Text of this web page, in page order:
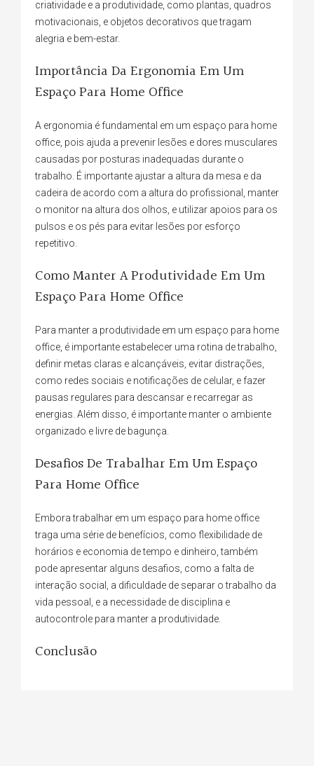
criatividade e a produtividade, como plantas, quadros
motivacionais, e objetos decorativos que tragam
alegria e bem-estar.
Importância Da Ergonomia Em Um
Espaço Para Home Office
A ergonomia é fundamental em um espaço para home
office, pois ajuda a prevenir lesões e dores musculares
causadas por posturas inadequadas durante o
trabalho. É importante ajustar a altura da mesa e da
cadeira de acordo com a altura do profissional, manter
o monitor na altura dos olhos, e utilizar apoios para os
pulsos e os pés para evitar lesões por esforço
repetitivo.
Como Manter A Produtividade Em Um
Espaço Para Home Office
Para manter a produtividade em um espaço para home
office, é importante estabelecer uma rotina de trabalho,
definir metas claras e alcançáveis, evitar distrações,
como redes sociais e notificações de celular, e fazer
pausas regulares para descansar e recarregar as
energias. Além disso, é importante manter o ambiente
organizado e livre de bagunça.
Desafios De Trabalhar Em Um Espaço
Para Home Office
Embora trabalhar em um espaço para home office
traga uma série de benefícios, como flexibilidade de
horários e economia de tempo e dinheiro, também
pode apresentar alguns desafios, como a falta de
interação social, a dificuldade de separar o trabalho da
vida pessoal, e a necessidade de disciplina e
autocontrole para manter a produtividade.
Conclusão